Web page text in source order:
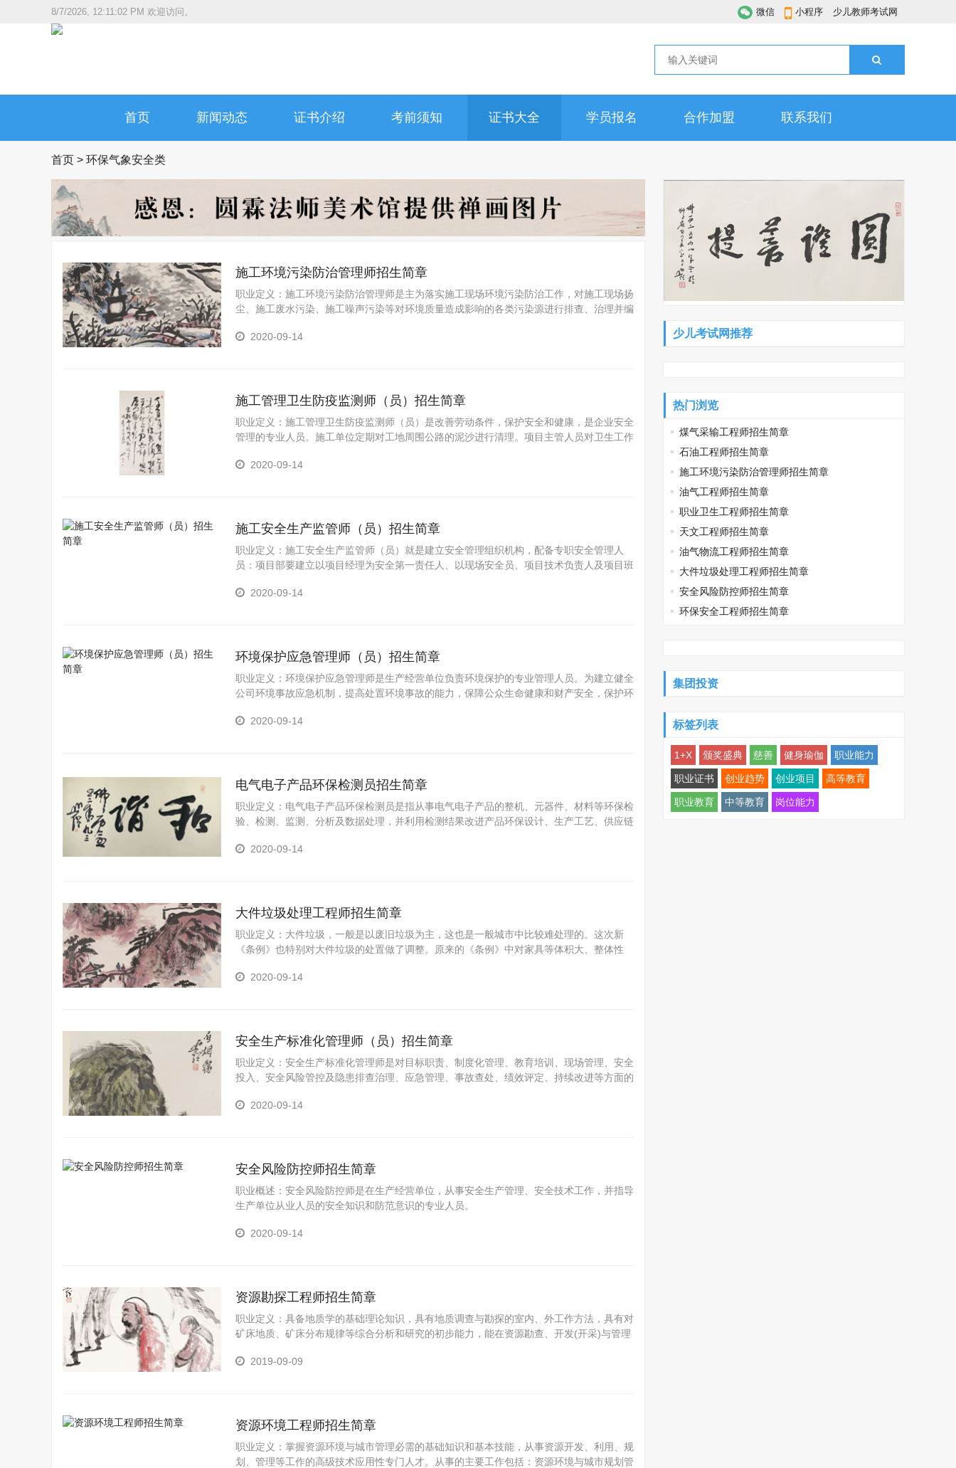
8/7/2026, 12:11:03 PM 欢迎访问。 微信 小程序 少儿教师考试网
首页 新闻动态 证书介绍 考前须知 证书大全 学员报名 合作加盟 联系我们
首页 > 环保气象安全类
施工环境污染防治管理师招生简章
职业定义：施工环境污染防治管理师是主为落实施工现场环境污染防治工作，对施工现场扬
尘、施工废水污染、施工噪声污染等对环境质量造成影响的各类污染源进行排查、治理并编
2020-09-14
施工管理卫生防疫监测师（员）招生简章
职业定义：施工管理卫生防疫监测师（员）是改善劳动条件，保护安全和健康，是企业安全
管理的专业人员。施工单位定期对工地周围公路的泥沙进行清理。项目主管人员对卫生工作
2020-09-14
施工安全生产监管师（员）招生简章
职业定义：施工安全生产监管师（员）就是建立安全管理组织机构，配备专职安全管理人
员：项目部要建立以项目经理为安全第一责任人、以现场安全员、项目技术负责人及项目班
建筑施工企业安全生产管理机构设置及专职安全生产管理人员配备办法的规定来配备专职安
2020-09-14
环境保护应急管理师（员）招生简章
职业定义：环境保护应急管理师是生产经营单位负责环境保护的专业管理人员。为建立健全
公司环境事故应急机制，提高处置环境事故的能力，保障公众生命健康和财产安全，保护环
环境事件应急预案》等法律法规和环境保护管理办法相关管理制度，结合公司正产实际，制
2020-09-14
电气电子产品环保检测员招生简章
职业定义：电气电子产品环保检测员是指从事电气电子产品的整机、元器件、材料等环保检
验、检测、监测、分析及数据处理，并利用检测结果改进产品环保设计、生产工艺、供应链
2020-09-14
大件垃圾处理工程师招生简章
职业定义：大件垃圾，一般是以废旧垃圾为主，这也是一般城市中比较难处理的。这次新
《条例》也特别对大件垃圾的处置做了调整。原来的《条例》中对家具等体积大、整体性
件垃圾今后将实行定时定点收集、运输。收集、运输的时间和地点由市容环境卫生主管部门
2020-09-14
安全生产标准化管理师（员）招生简章
职业定义：安全生产标准化管理师是对目标职责、制度化管理、教育培训、现场管理、安全
投入、安全风险管控及隐患排查治理、应急管理、事故查处、绩效评定、持续改进等方面的
效、高质量、按时地完成，同时也关系到建设施工单位自身的信誉、前途和未来的发展。并
2020-09-14
安全风险防控师招生简章
职业概述：安全风险防控师是在生产经营单位，从事安全生产管理、安全技术工作，并指导
生产单位从业人员的安全知识和防范意识的专业人员。
2020-09-14
资源勘探工程师招生简章
职业定义：具备地质学的基础理论知识，具有地质调查与勘探的室内、外工作方法，具有对
矿床地质、矿床分布规律等综合分析和研究的初步能力，能在资源勘查、开发(开采)与管理
2019-09-09
资源环境工程师招生简章
职业定义：掌握资源环境与城市管理必需的基础知识和基本技能，从事资源开发、利用、规
划、管理等工作的高级技术应用性专门人才。从事的主要工作包括：资源环境与城市规划管
少儿考试网推荐
热门浏览
煤气采输工程师招生简章
石油工程师招生简章
施工环境污染防治管理师招生简章
油气工程师招生简章
职业卫生工程师招生简章
天文工程师招生简章
油气物流工程师招生简章
大件垃圾处理工程师招生简章
安全风险防控师招生简章
环保安全工程师招生简章
集团投资
标签列表
1+X 颁奖盛典 慈善 健身瑜伽 职业能力
职业证书 创业趋势 创业项目 高等教育
职业教育 中等教育 岗位能力